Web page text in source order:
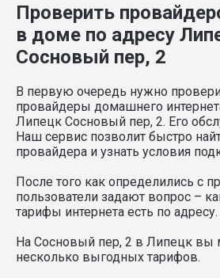
Проверить
в доме по адресу
Сосновый пер, 2
В первую очередь нужно
провайдеры домашнего
Липецк Сосновый пер, 2. Его
Наш сервис позволит быстро
провайдера и узнать условия
После того как определились с
пользователи задают вопрос –
тарифы интернета есть по адресу.
На Сосновый пер, 2 в Липецк вы
несколько выгодных тарифов.